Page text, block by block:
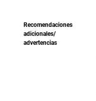
Recomendaciones
adicionales/
advertencias